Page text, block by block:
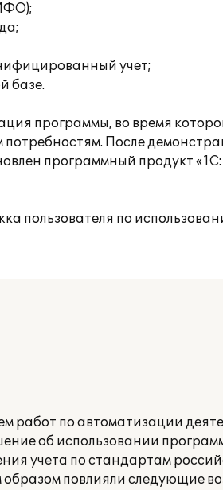
учет;
базе.
программы, во время
После
программный продукт
пользователя по
работ по автоматизации
об использовании
учета по стандартам
повлияли следующие